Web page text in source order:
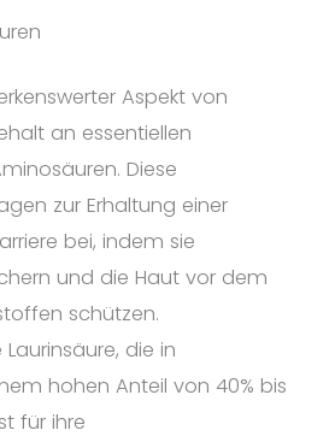
Aspekt von
an essentiellen
Diese
zur Erhaltung einer
bei, indem sie
und die Haut vor dem
schützen.
die in
hohen Anteil von 40% bis
für ihre